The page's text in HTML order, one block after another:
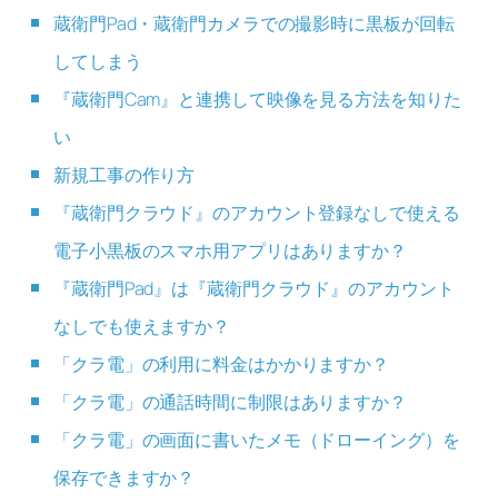
蔵衛門Pad・蔵衛門カメラでの撮影時に黒板が回転
してしまう
『蔵衛門Cam』と連携して映像を見る方法を知りた
い
新規工事の作り方
『蔵衛門クラウド』のアカウント登録なしで使える
電子小黒板のスマホ用アプリはありますか？
『蔵衛門Pad』は『蔵衛門クラウド』のアカウント
なしでも使えますか？
「クラ電」の利用に料金はかかりますか？
「クラ電」の通話時間に制限はありますか？
「クラ電」の画面に書いたメモ（ドローイング）を
保存できますか？